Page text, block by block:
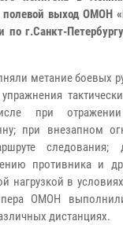
выход ОМОН
по г.Санкт-
метание боевых
при
при внезапном
следования;
противника и
нагрузкой в
ОМОН
дистанциях.